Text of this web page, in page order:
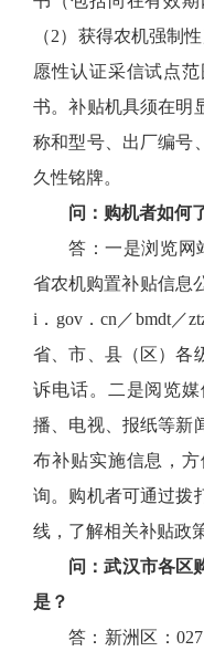
（2）获得农机强制
愿性认证采信试点
书。补贴机具须在明
称和型号、出厂编号
久性铭牌。
问：购机者如何
答：一是浏览网
省农机购置补贴信息
i．gov．cn／bmdt／
省、市、县（区）各
诉电话。二是阅览
播、电视、报纸等新
布补贴实施信息，
询。购机者可通过拨
线，了解相关补贴政
问：武汉市各区
是？
答：新洲区：